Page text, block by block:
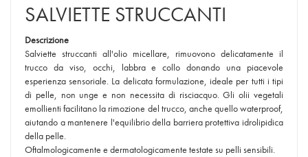
SALVIETTE STRUCCANTI
Descrizione
Salviette struccanti all'olio micellare, rimuovono delicatamente il
trucco da viso, occhi, labbra e collo donando una piacevole
esperienza sensoriale. La delicata formulazione, ideale per tutti i tipi
di pelle, non unge e non necessita di risciacquo. Gli olii vegetali
emollienti facilitano la rimozione del trucco, anche quello waterproof,
aiutando a mantenere l'equilibrio della barriera protettiva idrolipidica
della pelle.
Oftalmologicamente e dermatologicamente testate su pelli sensibili.